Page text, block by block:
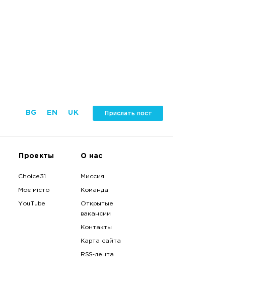
BG EN UK Прислать пост
Проекты
Choice31
Моє місто
YouTube
О нас
Миссия
Команда
Открытые
вакансии
Контакты
Карта сайта
RSS-лента